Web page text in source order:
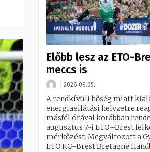
Előbb lesz az ETO-
meccs is
2026.08.05.
A rendkívüli hőség miatt
energiaellátási helyzetre
másfél órával korábban
augusztus 7-i ETO–Brest
mérkőzést. Megváltozott a
ETO KC–Brest Bretagne